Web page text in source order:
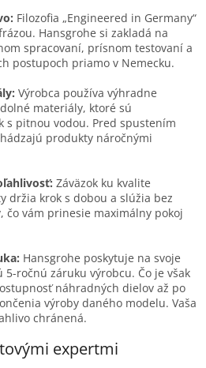
Filozofia „Engineered in Germany“
Hansgrohe si zakladá na
spracovaní, prísnom testovaní a
postupoch priamo v Nemecku.
Výrobca používa výhradne
materiály, ktoré sú
s pitnou vodou. Pred spustením
produkty náročnými
Záväzok ku kvalite
držia krok s dobou a slúžia bez
čo vám prinesie maximálny pokoj
Hansgrohe poskytuje na svoje
ročnú záruku výrobcu. Čo je však
náhradných dielov až po
výroby daného modelu. Vaša
chránená.
expertmi